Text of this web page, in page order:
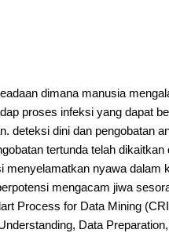
dimana manusia
proses infeksi yang dapat
deteksi dini dan pengobatan
tertunda telah
menyelamatkan nyawa
mengacam jiwa
Process for Data Mining
Data